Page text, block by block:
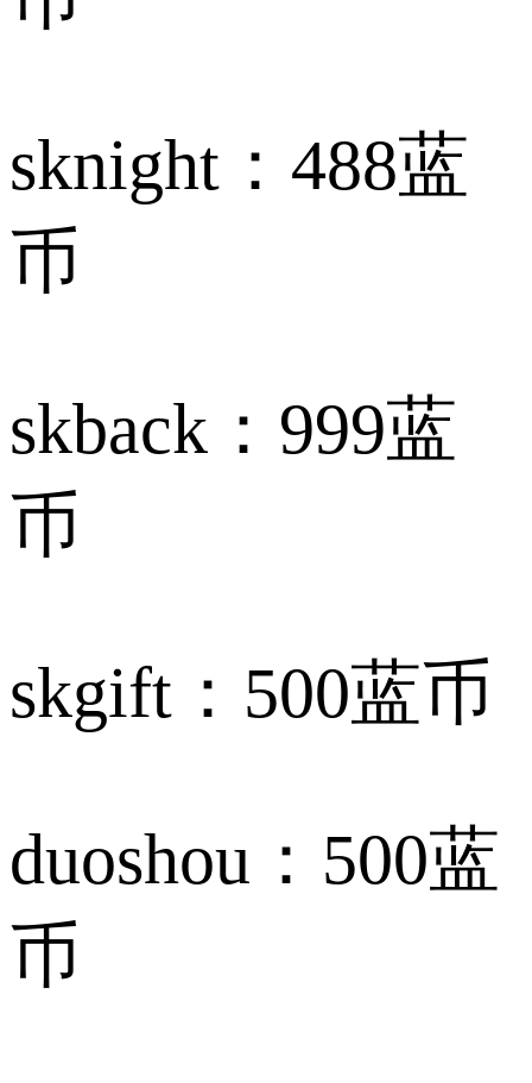
sknight：488蓝
币
skback：999蓝
币
skgift：500蓝币
duoshou：500蓝
币